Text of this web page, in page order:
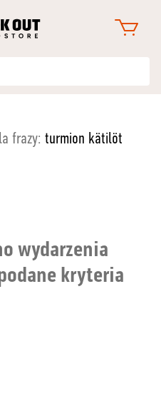
frazy: turmion kätilöt
wydarzenia
kryteria